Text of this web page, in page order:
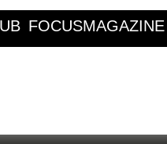
FOCUSMAGAZINE